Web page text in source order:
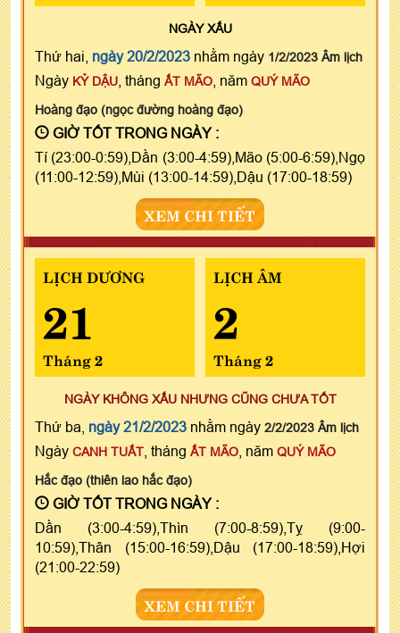
NGÀYXẤU
Thứ hai, ngày 20/2/2023 nhằm ngày 1/2/2023 Âm lịch
Ngày KỶ DẬU , tháng ẤT MÃO , năm QUÝ MÃO
Hoàng đạo (ngọc đường hoàng đạo)
GIỜ TỐT TRONG NGÀY :
Tí (23:00-0:59),Dần (3:00-4:59),Mão (5:00-6:59),Ngọ
(11:00-12:59),Mùi (13:00-14:59),Dậu (17:00-18:59)
XEM CHI TIẾT
LỊCH DƯƠNG
21
Tháng 2
LỊCH ÂM
2
Tháng 2
NGÀY KHÔNG XẤU NHƯNG CŨNG CHƯA TỐT
Thứ ba, ngày 21/2/2023 nhằm ngày 2/2/2023 Âm lịch
Ngày CANH TUẤT , tháng ẤT MÃO , năm QUÝ MÃO
Hắc đạo (thiên lao hắc đạo)
GIỜ TỐT TRONG NGÀY :
Dần (3:00-4:59),Thìn (7:00-8:59),Tỵ (9:00-
10:59),Thân (15:00-16:59),Dậu (17:00-18:59),Hợi
(21:00-22:59)
XEM CHI TIẾT